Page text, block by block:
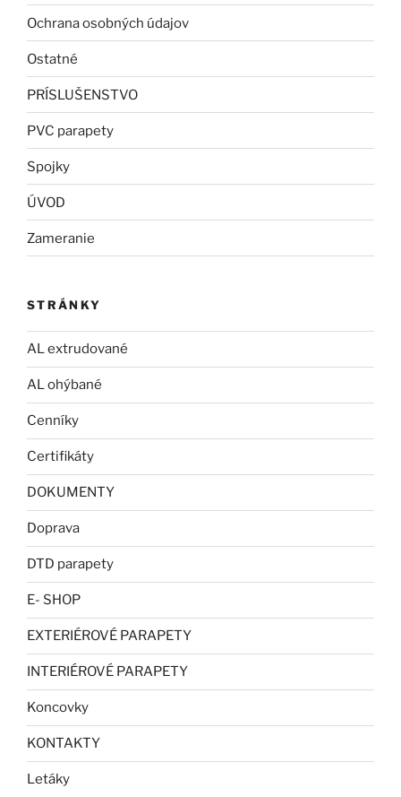
Ochrana osobných údajov
Ostatné
PRÍSLUŠENSTVO
PVC parapety
Spojky
ÚVOD
Zameranie
STRÁNKY
AL extrudované
AL ohýbané
Cenníky
Certifikáty
DOKUMENTY
Doprava
DTD parapety
E- SHOP
EXTERIÉROVÉ PARAPETY
INTERIÉROVÉ PARAPETY
Koncovky
KONTAKTY
Letáky